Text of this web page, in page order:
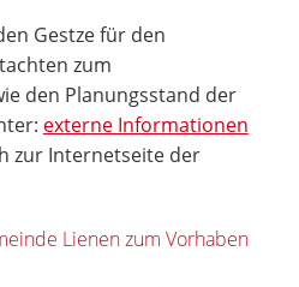
Gestze für den
zum
den Planungsstand der
externe Informationen
zur Internetseite der
Lienen zum Vorhaben